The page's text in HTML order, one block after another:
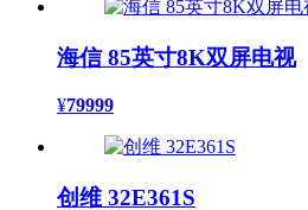
海信 85英寸8K双屏电视
¥79999
创维 32E361S